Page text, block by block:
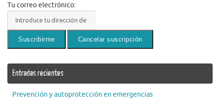
Tu correo electrónico:
Entradas recientes
Prevención y autoprotección en emergencias